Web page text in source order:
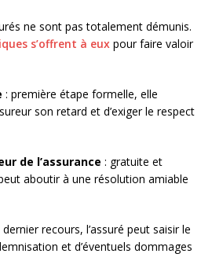
ne sont pas totalement démunis.
s’offrent à eux pour faire valoir
: première étape formelle, elle
son retard et d’exiger le respect
de l’assurance : gratuite et
aboutir à une résolution amiable
recours, l’assuré peut saisir le
et d’éventuels dommages